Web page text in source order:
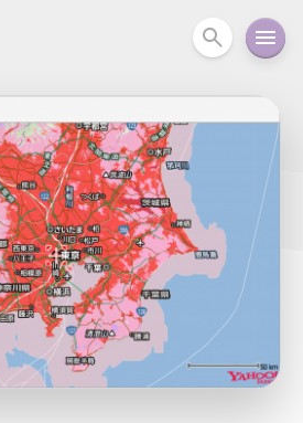
PC関連 カメラ ウェア
ーム アクションカメラ カメラ
Mac Android コラム
オーディオ 周辺機器